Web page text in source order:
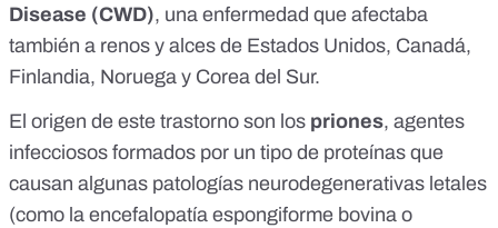
Disease (CWD), una enfermedad que afectaba
también a renos y alces de Estados Unidos, Canadá,
Finlandia, Noruega y Corea del Sur.
El origen de este trastorno son los priones, agentes
infecciosos formados por un tipo de proteínas que
causan algunas patologías neurodegenerativas letales
(como la encefalopatía espongiforme bovina o